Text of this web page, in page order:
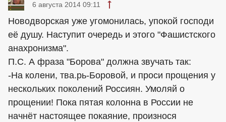
6 августа 2014 09:11
Новодворская уже угомонилась, упокой господи
её душу. Наступит очередь и этого "Фашистского
анахронизма".
П.С. А фраза "Борова" должна звучать так:
-На колени, тва.рь-Боровой, и проси прощения у
нескольких поколений Россиян. Умоляй о
прощении! Пока пятая колонна в России не
начнёт настоящее покаяние, произнося